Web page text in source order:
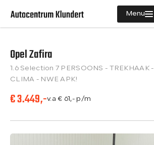
Menu
Vacatures
Verkocht
Over ons
Opel Zafira
1.6 Selection 7 PERSOONS - TREKHAAK -
CLIMA - NWE APK!
€ 3.449,-v.a € 61,- p/m